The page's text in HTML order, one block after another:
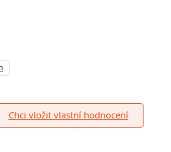
Chci vložit vlastní hodnocení